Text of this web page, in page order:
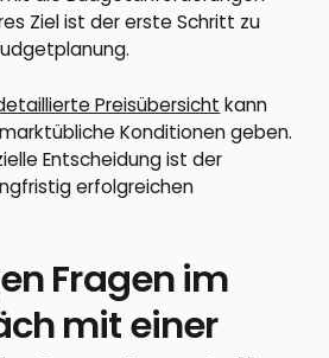
Ziel ist der erste Schritt zu
Preisübersicht kann
Konditionen geben.
Entscheidung ist der
erfolgreichen
Fragen im
mit einer